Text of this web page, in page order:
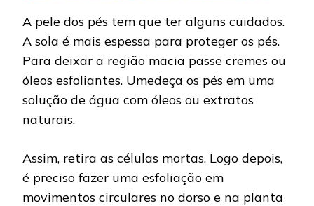
A pele dos pés tem que ter alguns cuidados.
A sola é mais espessa para proteger os pés.
Para deixar a região macia passe cremes ou
óleos esfoliantes. Umedeça os pés em uma
solução de água com óleos ou extratos
naturais.
Assim, retira as células mortas. Logo depois,
é preciso fazer uma esfoliação em
movimentos circulares no dorso e na planta